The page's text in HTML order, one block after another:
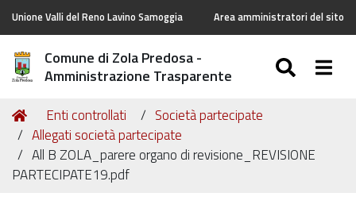
Unione Valli del Reno Lavino Samoggia Area amministratori del sito
Comune di Zola Predosa -
Amministrazione Trasparente
Tu
sei
qui:
Home
Enti controllati
Società partecipate
Allegati società partecipate
All B ZOLA_parere organo di revisione_REVISIONE
PARTECIPATE19.pdf